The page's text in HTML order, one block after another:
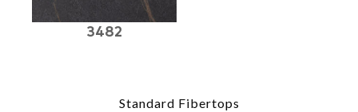
3482
Standard Fibertops